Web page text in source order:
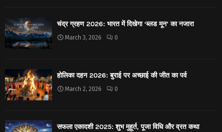
चंद्र ग्रहण 2026: भारत में दिखेगा ‘ब्लड मून’ का नजारा
March 3, 2026 0
होलिका दहन 2026: बुराई पर अच्छाई की जीत का पर्व
March 2, 2026 0
सफला एकादशी 2025: शुभ मुहूर्त, पूजा विधि और व्रत कथा